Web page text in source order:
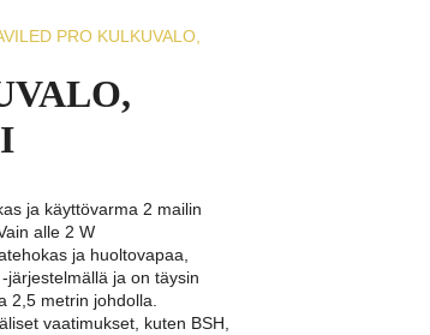
PRO KULKUVALO,
ja käyttövarma 2 mailin
alle 2 W
ja huoltovapaa,
järjestelmällä ja on täysin
2,5 metrin johdolla.
vaatimukset, kuten BSH,